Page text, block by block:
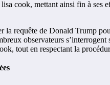
requête de Donald Trump
observateurs
tout en respectant la